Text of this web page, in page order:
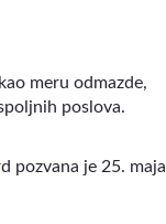
meru odmazde,
poslova.
pozvana je 25. maja